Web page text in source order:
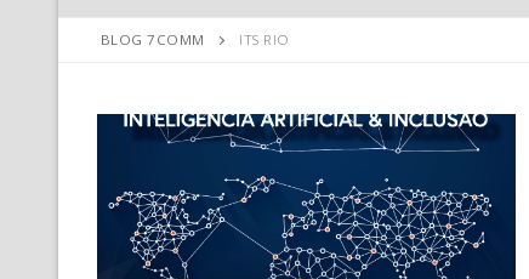
BLOG 7COMM ITS RIO